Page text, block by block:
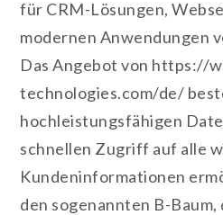
für CRM-Lösungen,
modernen Anwendungen
Das Angebot von https://
technologies.com/de/
hochleistungsfähigen
schnellen Zugriff auf alle
Kundeninformationen
den sogenannten B-